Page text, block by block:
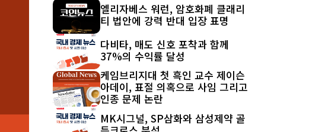
엘리자베스 워런, 암호화폐 클래리
티 법안에 강력 반대 입장 표명
다비타, 매도 신호 포착과 함께
37%의 수익률 달성
케임브리지대 첫 흑인 교수 제이슨
아데이, 표절 의혹으로 사임 그리고
인종 문제 논란
MK시그널, SP삼화와 삼성제약 골